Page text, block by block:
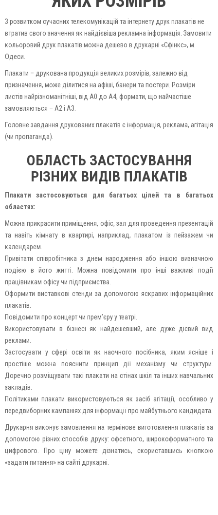
З розвитком сучасних телекомунікацій та інтернету друк плакатів не
втратив свого значення як найдієвіша рекламна інформація. Замовити
кольоровий друк плакатів можна дешево в друкарні «Сфінкс», м.
Одеси.
Плакати – друкована продукція великих розмірів, залежно від
призначення, може ділитися на афіші, банери та постери. Розміри
листів найрізноманітніші, від А0 до А4, формати, що найчастіше
замовляються – А2 і А3.
Головне завдання друкованих плакатів є інформація, реклама, агітація
(чи пропаганда).
ОБЛАСТЬ ЗАСТОСУВАННЯ
РІЗНИХ ВИДІВ ПЛАКАТІВ
Плакати застосовуються для багатьох цілей та в багатьох
областях:
Можна прикрасити приміщення, офіс, зал для проведення презентацій
та навіть кімнату в квартирі, наприклад, плакатом із пейзажем чи
календарем.
Привітати співробітника з днем ​​народження або іншою визначною
подією в його житті. Можна повідомити про інші важливі події
працівникам офісу чи підприємства.
Оформити виставкові стенди за допомогою яскравих інформаційних
плакатів.
Повідомити про концерт чи прем’єру у театрі.
Використовувати в бізнесі як найдешевший, але дуже дієвий вид
реклами.
Застосувати у сфері освіти як наочного посібника, яким ясніше і
простіше можна пояснити принцип дії механізму чи структури.
Доречно розміщувати такі плакати на стінах шкіл та інших навчальних
закладів.
Політиками плакати використовуються як засіб агітації, особливо у
передвиборних кампаніях для інформації про майбутнього кандидата.
Друкарня виконує замовлення на термінове виготовлення плакатів за
допомогою різних способів друку: офсетного, широкоформатного та
цифрового. Про ціну можете дізнатись, скориставшись кнопкою
«задати питання» на сайті друкарні.